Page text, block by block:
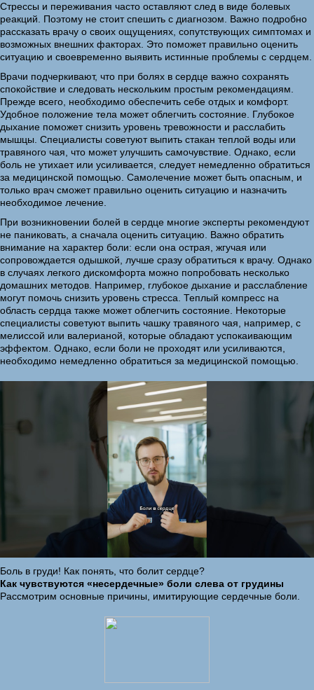
Стрессы и переживания часто оставляют след в виде болевых
реакций. Поэтому не стоит спешить с диагнозом. Важно подробно
рассказать врачу о своих ощущениях, сопутствующих симптомах и
возможных внешних факторах. Это поможет правильно оценить
ситуацию и своевременно выявить истинные проблемы с сердцем.
Врачи подчеркивают, что при болях в сердце важно сохранять
спокойствие и следовать нескольким простым рекомендациям.
Прежде всего, необходимо обеспечить себе отдых и комфорт.
Удобное положение тела может облегчить состояние. Глубокое
дыхание поможет снизить уровень тревожности и расслабить
мышцы. Специалисты советуют выпить стакан теплой воды или
травяного чая, что может улучшить самочувствие. Однако, если
боль не утихает или усиливается, следует немедленно обратиться
за медицинской помощью. Самолечение может быть опасным, и
только врач сможет правильно оценить ситуацию и назначить
необходимое лечение.
При возникновении болей в сердце многие эксперты рекомендуют
не паниковать, а сначала оценить ситуацию. Важно обратить
внимание на характер боли: если она острая, жгучая или
сопровождается одышкой, лучше сразу обратиться к врачу. Однако
в случаях легкого дискомфорта можно попробовать несколько
домашних методов. Например, глубокое дыхание и расслабление
могут помочь снизить уровень стресса. Теплый компресс на
область сердца также может облегчить состояние. Некоторые
специалисты советуют выпить чашку травяного чая, например, с
мелиссой или валерианой, которые обладают успокаивающим
эффектом. Однако, если боли не проходят или усиливаются,
необходимо немедленно обратиться за медицинской помощью.
Боль в груди! Как понять, что болит сердце?
Как чувствуются «несердечные» боли слева от грудины
Рассмотрим основные причины, имитирующие сердечные боли.